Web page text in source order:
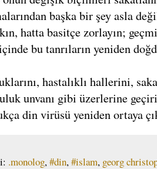
başka bir şey asla
hatta basitçe zorlayın;
bu tanrıların yeniden
hastalıklı hallerini,
unvanı gibi üzerlerine
din virüsü yeniden ortaya
.monolog,#din,#islam, georg